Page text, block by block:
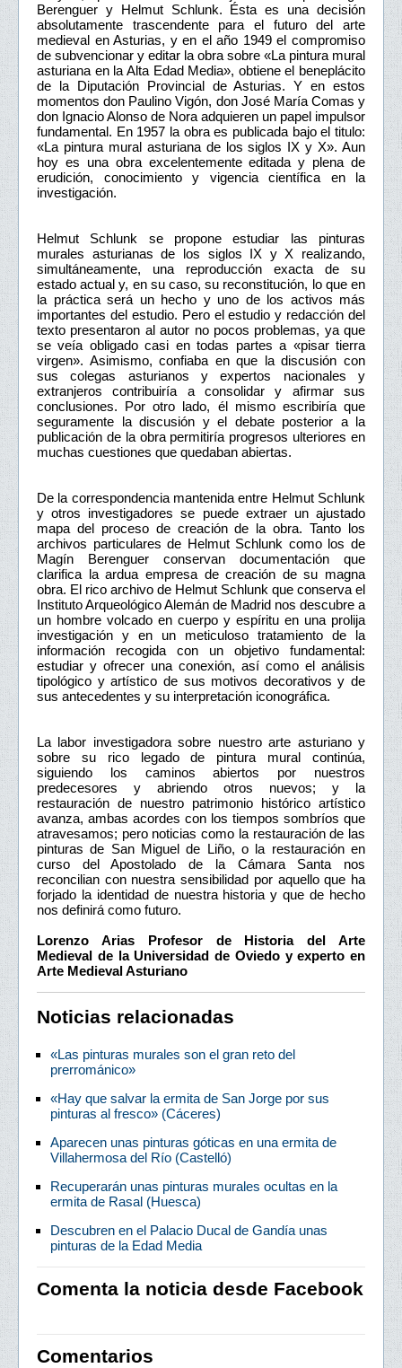
Berenguer y Helmut Schlunk. Ésta es una decisión
absolutamente trascendente para el futuro del arte
medieval en Asturias, y en el año 1949 el compromiso
de subvencionar y editar la obra sobre «La pintura mural
asturiana en la Alta Edad Media», obtiene el beneplácito
de la Diputación Provincial de Asturias. Y en estos
momentos don Paulino Vigón, don José María Comas y
don Ignacio Alonso de Nora adquieren un papel impulsor
fundamental. En 1957 la obra es publicada bajo el titulo:
«La pintura mural asturiana de los siglos IX y X». Aun
hoy es una obra excelentemente editada y plena de
erudición, conocimiento y vigencia científica en la
investigación.
Helmut Schlunk se propone estudiar las pinturas
murales asturianas de los siglos IX y X realizando,
simultáneamente, una reproducción exacta de su
estado actual y, en su caso, su reconstitución, lo que en
la práctica será un hecho y uno de los activos más
importantes del estudio. Pero el estudio y redacción del
texto presentaron al autor no pocos problemas, ya que
se veía obligado casi en todas partes a «pisar tierra
virgen». Asimismo, confiaba en que la discusión con
sus colegas asturianos y expertos nacionales y
extranjeros contribuiría a consolidar y afirmar sus
conclusiones. Por otro lado, él mismo escribiría que
seguramente la discusión y el debate posterior a la
publicación de la obra permitiría progresos ulteriores en
muchas cuestiones que quedaban abiertas.
De la correspondencia mantenida entre Helmut Schlunk
y otros investigadores se puede extraer un ajustado
mapa del proceso de creación de la obra. Tanto los
archivos particulares de Helmut Schlunk como los de
Magín Berenguer conservan documentación que
clarifica la ardua empresa de creación de su magna
obra. El rico archivo de Helmut Schlunk que conserva el
Instituto Arqueológico Alemán de Madrid nos descubre a
un hombre volcado en cuerpo y espíritu en una prolija
investigación y en un meticuloso tratamiento de la
información recogida con un objetivo fundamental:
estudiar y ofrecer una conexión, así como el análisis
tipológico y artístico de sus motivos decorativos y de
sus antecedentes y su interpretación iconográfica.
La labor investigadora sobre nuestro arte asturiano y
sobre su rico legado de pintura mural continúa,
siguiendo los caminos abiertos por nuestros
predecesores y abriendo otros nuevos; y la
restauración de nuestro patrimonio histórico artístico
avanza, ambas acordes con los tiempos sombríos que
atravesamos; pero noticias como la restauración de las
pinturas de San Miguel de Liño, o la restauración en
curso del Apostolado de la Cámara Santa nos
reconcilian con nuestra sensibilidad por aquello que ha
forjado la identidad de nuestra historia y que de hecho
nos definirá como futuro.
Lorenzo Arias Profesor de Historia del Arte
Medieval de la Universidad de Oviedo y experto en
Arte Medieval Asturiano
Noticias relacionadas
«Las pinturas murales son el gran reto del
prerrománico»
«Hay que salvar la ermita de San Jorge por sus
pinturas al fresco» (Cáceres)
Aparecen unas pinturas góticas en una ermita de
Villahermosa del Río (Castelló)
Recuperarán unas pinturas murales ocultas en la
ermita de Rasal (Huesca)
Descubren en el Palacio Ducal de Gandía unas
pinturas de la Edad Media
Comenta la noticia desde Facebook
Comentarios